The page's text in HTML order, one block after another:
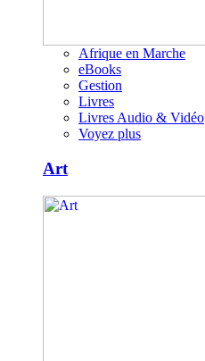
Afrique en Marche
eBooks
Gestion
Livres
Livres Audio & Vidéo
Voyez plus
Art